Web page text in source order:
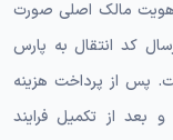
هویت مالک اصلی صورت
کد انتقال به پارس
پس از پرداخت هزینه
و بعد از تکمیل فرایند